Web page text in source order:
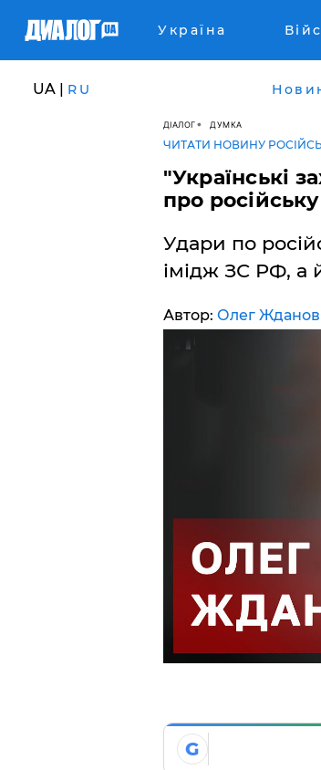
Україна
UA | RU
ДІАЛОГ ДУМКА
ЧИТАТИ НОВИНУ
"Українські
про
Удари по
імідж ЗС РФ, а
Автор: Олег Жданов
G